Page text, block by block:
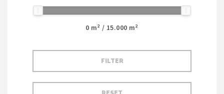
0 m² / 15.000 m²